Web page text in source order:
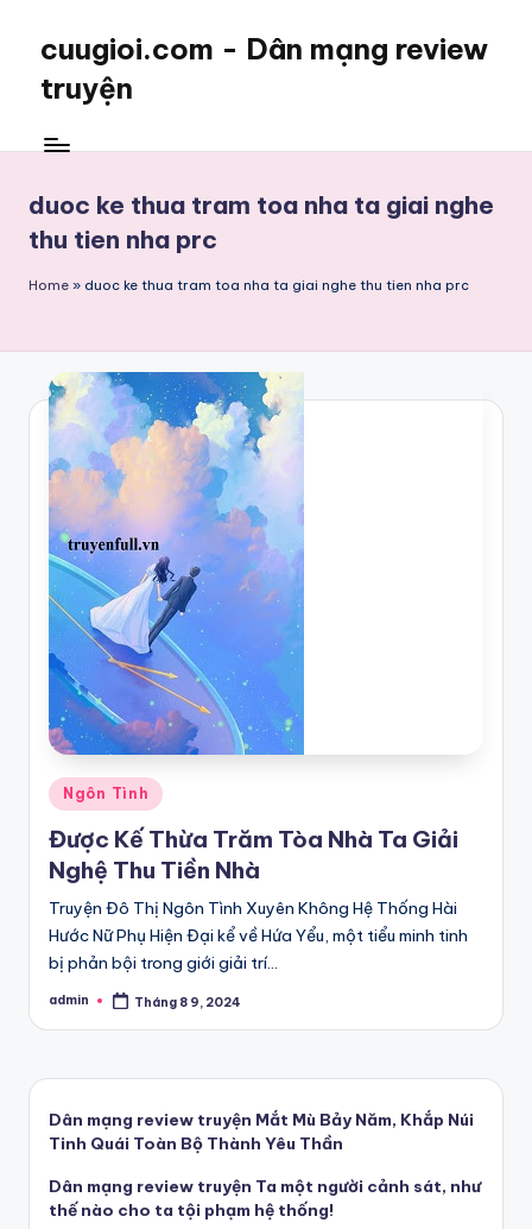
cuugioi.com - Dân mạng review
truyện
duoc ke thua tram toa nha ta giai nghe
thu tien nha prc
Home » duoc ke thua tram toa nha ta giai nghe thu tien nha prc
Posted
in
Ngôn Tình
Được Kế Thừa Trăm Tòa Nhà Ta Giải
Nghệ Thu Tiền Nhà
Truyện Đô Thị Ngôn Tình Xuyên Không Hệ Thống Hài
Hước Nữ Phụ Hiện Đại kể về Hứa Yểu, một tiểu minh tinh
bị phản bội trong giới giải trí…
Posted
admin Tháng 8 9, 2024
Dân mạng review truyện Mắt Mù Bảy Năm, Khắp Núi
Tinh Quái Toàn Bộ Thành Yêu Thần
Dân mạng review truyện Ta một người cảnh sát, như
thế nào cho ta tội phạm hệ thống!